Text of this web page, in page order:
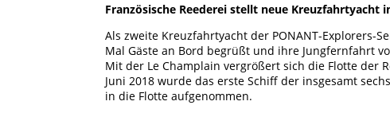
Französische Reederei stellt neue Kreuzfahrtyacht
Als zweite Kreuzfahrtyacht der PONANT-Explorers-
Mal Gäste an Bord begrüßt und ihre Jungfernfahrt
Mit der Le Champlain vergrößert sich die Flotte der
Juni 2018 wurde das erste Schiff der insgesamt
in die Flotte aufgenommen.